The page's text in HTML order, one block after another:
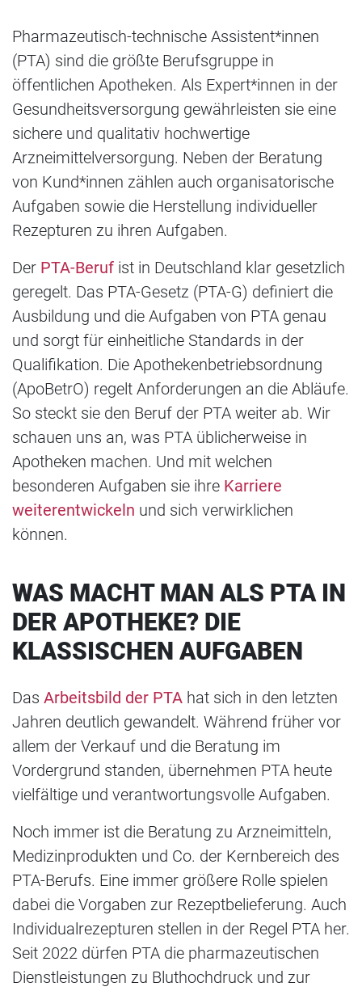
Pharmazeutisch-technische Assistent*innen
(PTA) sind die größte Berufsgruppe in
öffentlichen Apotheken. Als Expert*innen in der
Gesundheitsversorgung gewährleisten sie eine
sichere und qualitativ hochwertige
Arzneimittelversorgung. Neben der Beratung
von Kund*innen zählen auch organisatorische
Aufgaben sowie die Herstellung individueller
Rezepturen zu ihren Aufgaben.
Der PTA-Beruf ist in Deutschland klar gesetzlich
geregelt. Das PTA-Gesetz (PTA-G) definiert die
Ausbildung und die Aufgaben von PTA genau
und sorgt für einheitliche Standards in der
Qualifikation. Die Apothekenbetriebsordnung
(ApoBetrO) regelt Anforderungen an die Abläufe.
So steckt sie den Beruf der PTA weiter ab. Wir
schauen uns an, was PTA üblicherweise in
Apotheken machen. Und mit welchen
besonderen Aufgaben sie ihre Karriere
weiterentwickeln und sich verwirklichen
können.
WAS MACHT MAN ALS PTA IN
DER APOTHEKE? DIE
KLASSISCHEN AUFGABEN
Das Arbeitsbild der PTA hat sich in den letzten
Jahren deutlich gewandelt. Während früher vor
allem der Verkauf und die Beratung im
Vordergrund standen, übernehmen PTA heute
vielfältige und verantwortungsvolle Aufgaben.
Noch immer ist die Beratung zu Arzneimitteln,
Medizinprodukten und Co. der Kernbereich des
PTA-Berufs. Eine immer größere Rolle spielen
dabei die Vorgaben zur Rezeptbelieferung. Auch
Individualrezepturen stellen in der Regel PTA her.
Seit 2022 dürfen PTA die pharmazeutischen
Dienstleistungen zu Bluthochdruck und zur